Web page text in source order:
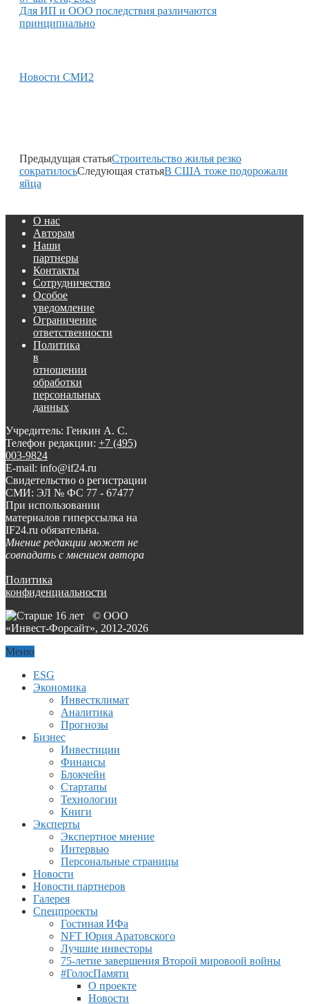
Для ИП и ООО последствия различаются
принципиально
Новости СМИ2
Предыдущая статьяСтроительство жилья резко
сократилосьСледующая статьяВ США тоже подорожали
яйца
О нас
Авторам
Наши
партнеры
Контакты
Сотрудничество
Особое
уведомление
Ограничение
ответственности
Политика
в
отношении
обработки
персональных
данных
Учредитель: Генкин А. С.
Телефон редакции: +7 (495)
003-9824
E-mail: info@if24.ru
Свидетельство о регистрации
СМИ: ЭЛ № ФС 77 - 67477
При использовании
материалов гиперссылка на
IF24.ru обязательна.
Мнение редакции может не
совпадать с мнением автора
Политика
конфиденциальности
© ООО
«Инвест-Форсайт», 2012-2026
Меню
ESG
Экономика
Инвестклимат
Аналитика
Прогнозы
Бизнес
Инвестиции
Финансы
Блокчейн
Стартапы
Технологии
Книги
Эксперты
Экспертное мнение
Интервью
Персональные страницы
Новости
Новости партнеров
Галерея
Спецпроекты
Гостиная ИФа
NFT Юрия Аратовского
Лучшие инвесторы
75-летие завершения Второй мировоой войны
#ГолосПамяти
О проекте
Новости